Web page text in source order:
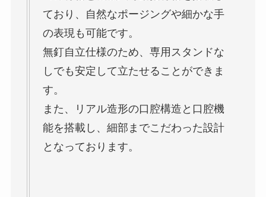
ており、自然なポージングや細かな手
の表現も可能です。
無釘自立仕様のため、専用スタンドな
しでも安定して立たせることができま
す。
また、リアル造形の口腔構造と口腔機
能を搭載し、細部までこだわった設計
となっております。